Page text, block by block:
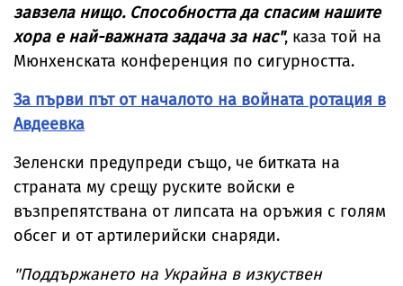
завзела нищо. Способността да спасим нашите
хора е най-важната задача за нас", каза той на
Мюнхенската конференция по сигурността.
За първи път от началото на войната ротация в
Авдеевка
Зеленски предупреди също, че битката на
страната му срещу руските войски е
възпрепятствана от липсата на оръжия с голям
обсег и от артилерийски снаряди.
"Поддържането на Украйна в изкуствен